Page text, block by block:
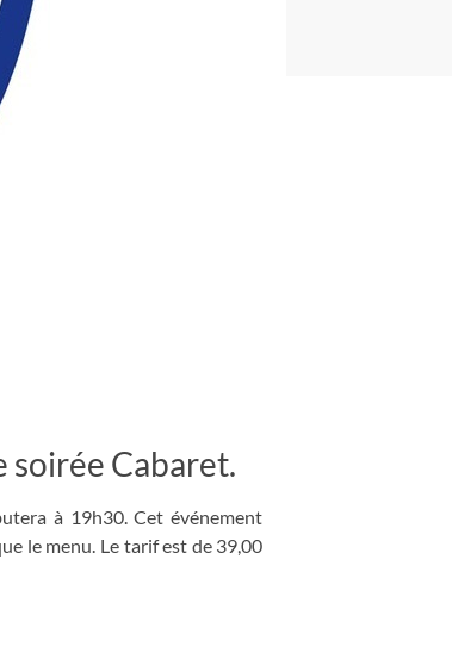
soirée Cabaret.
à 19h30. Cet événement
le menu. Le tarif est de 39,00